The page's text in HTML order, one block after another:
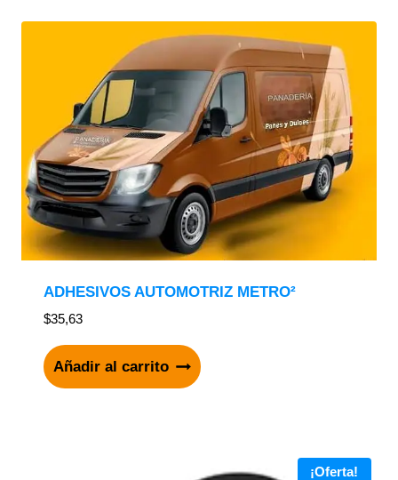
ADHESIVOS AUTOMOTRIZ METRO²
$35,63
Añadir al carrito
¡Oferta!